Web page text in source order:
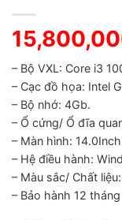
– Bộ VXL: Core i3
– Cạc đồ họa: Intel
– Bộ nhớ: 4Gb.
– Ổ cứng/ Ổ đĩa
– Màn hình: 14.0Inch
– Hệ điều hành:
– Màu sắc/ Chất
– Bảo hành 12